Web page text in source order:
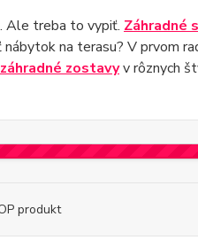
Ale treba to vypiť. Záhradné
na terasu? V prvom
záhradné zostavyv rôznych
produkt